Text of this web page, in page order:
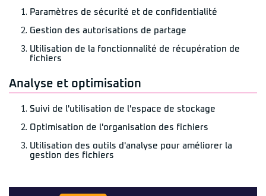
Paramètres de sécurité et de confidentialité
Gestion des autorisations de partage
Utilisation de la fonctionnalité de récupération de
fichiers
Analyse et optimisation
Suivi de l'utilisation de l'espace de stockage
Optimisation de l'organisation des fichiers
Utilisation des outils d'analyse pour améliorer la
gestion des fichiers